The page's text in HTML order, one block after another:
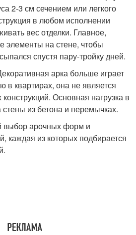
2-3 см сечением или легкого
в любом исполнении
вес отделки. Главное,
элементы на стене, чтобы
спустя пару-тройку дней.
арка больше играет
в квартирах, она не является
Основная нагрузка в
из бетона и перемычках.
выбор арочных форм и
каждая из которых подбирается